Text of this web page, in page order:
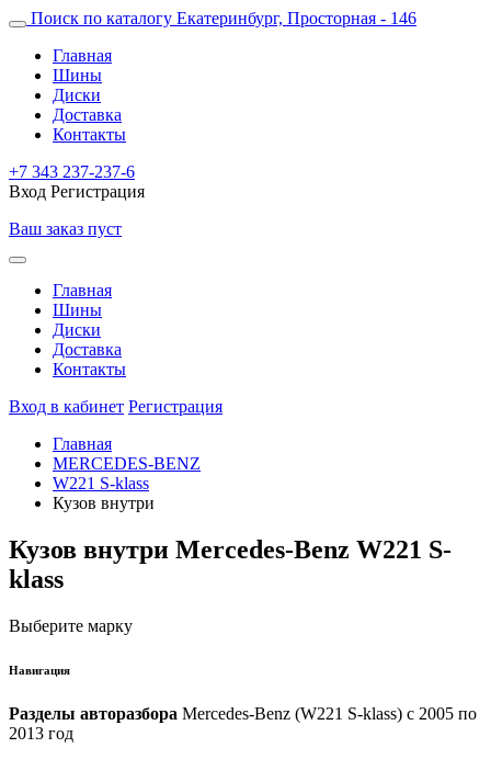
Поиск по каталогу Екатеринбург, Просторная - 146
Главная
Шины
Диски
Доставка
Контакты
+7 343 237-237-6
Вход Регистрация
Ваш заказ пуст
Главная
Шины
Диски
Доставка
Контакты
Вход в кабинет Регистрация
Главная
MERCEDES-BENZ
W221 S-klass
Кузов внутри
Кузов внутри Mercedes-Benz W221 S-
klass
Выберите марку
Навигация
Разделы авторазбора Mercedes-Benz (W221 S-klass) с 2005 по
2013 год